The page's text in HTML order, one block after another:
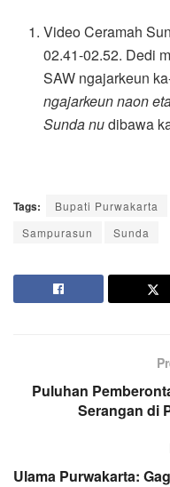
Video Ceramah
02.41-02.52. Dedi
SAW ngajarkeun
ngajarkeun naon
Sunda nudibawa
Tags: Bupati Purwakarta
Sampurasun
Sunda
Puluhan
Serangan di
Ulama Purwakarta: